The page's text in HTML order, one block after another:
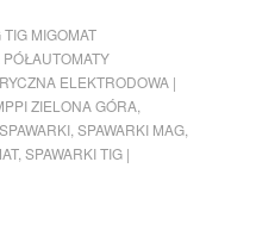
MIGOMAT
ELEKTRODOWA |
ZIELONA GÓRA
SPAWARKI SPAWARKI MAG
, SPAWARKI TIG |